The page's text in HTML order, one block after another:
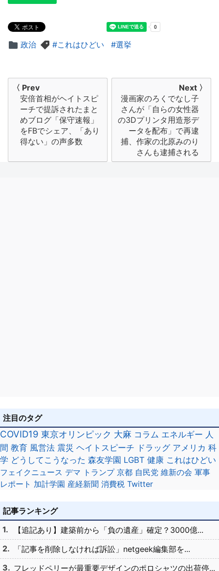
政治 これはひどい 選挙
〈 Prev
安倍首相がヘイトスピ
ーチで提訴されたまと
めブログ「保守速報」
をFBでシェア、「あり
得ない」の声多数
Next 〉
漫画家のろくでなし子
さんが「自らの女性器
の3Dプリンタ用造形デ
ータを配布」で再逮
捕、作家の北原みのり
さんも逮捕される
注目のタグ
COVID19 東京オリンピック 大麻 コラム エネルギー 人
間 教育 風営法 震災 ヘイトスピーチ ドラッグ アメリカ 科
学 どうしてこうなった 森友学園 LGBT 健康 これはひどい
フェイクニュース デマ トランプ 京都 自民党 維新の会 軍事
レポート 加計学園 産経新聞 消費税 Twitter
記事ランキング
【追記あり】建築前から「負の遺産」確定？3000億...
「記事を削除しなければ訴訟」netgeek編集部を...
フレッドペリーが最重要デザインのポロシャツの出荷停...